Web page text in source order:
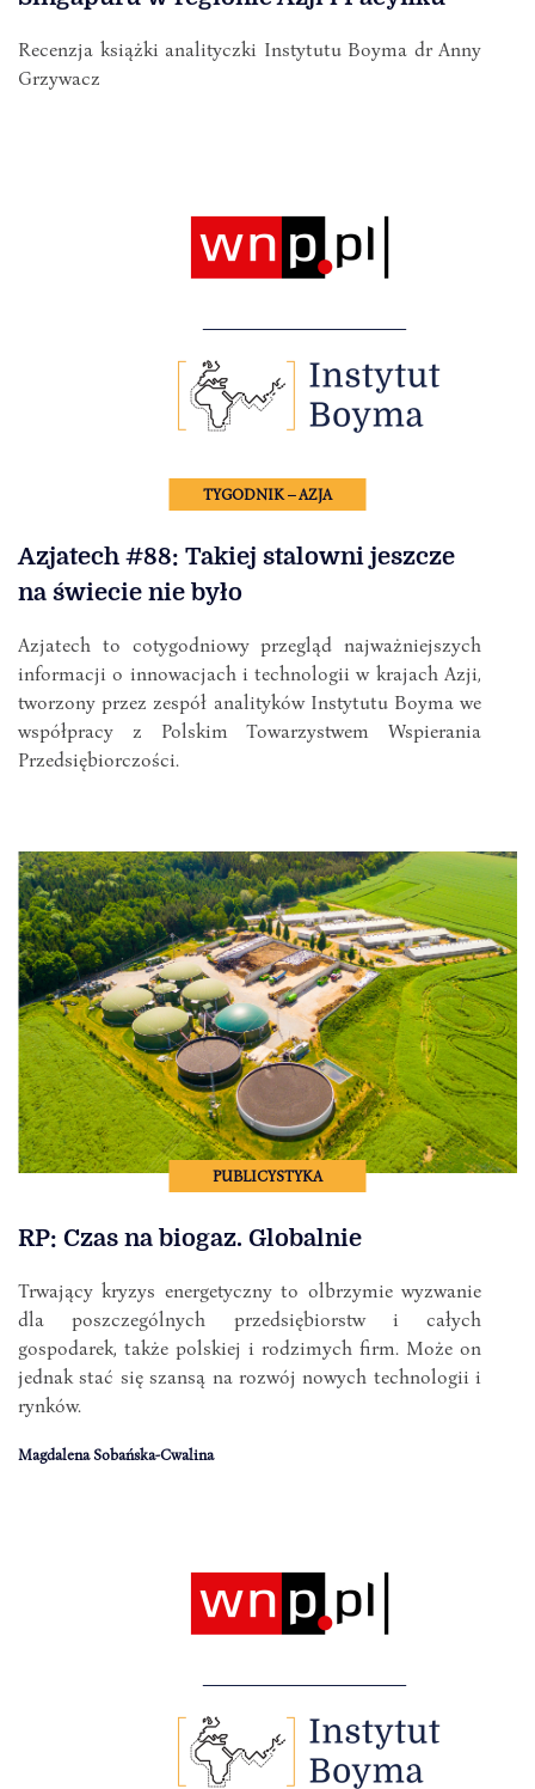
Recenzja książki analityczki Instytutu Boyma dr Anny
Grzywacz
TYGODNIK – AZJA
Azjatech #88: Takiej stalowni jeszcze
na świecie nie było
Azjatech to cotygodniowy przegląd najważniejszych
informacji o innowacjach i technologii w krajach Azji,
tworzony przez zespół analityków Instytutu Boyma we
współpracy z Polskim Towarzystwem Wspierania
Przedsiębiorczości.
PUBLICYSTYKA
RP: Czas na biogaz. Globalnie
Trwający kryzys energetyczny to olbrzymie wyzwanie
dla poszczególnych przedsiębiorstw i całych
gospodarek, także polskiej i rodzimych firm. Może on
jednak stać się szansą na rozwój nowych technologii i
rynków.
Magdalena Sobańska-Cwalina